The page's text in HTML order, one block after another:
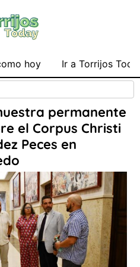
hoy Ir a Torrijos
permanente
el Corpus Christi
Peces en